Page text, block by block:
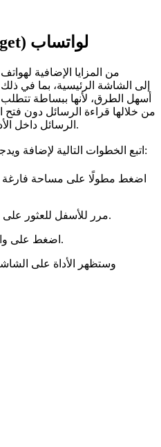
إنشاء ويدجت (Widget) لواتساب
من المزايا الإضافية
أسهل الطرق، لأنها ببساطة
من خلالها قراءة الرسائل دون فتح
الرسائل داخل الأداة، وإلا ستظهر العلامات الزرقاء.
👉 اتبع الخطوات التالية لإضافة ويدجت واتساب إلى شاشة هاتفك:
2. مرر للأسفل للعثور على واتساب، أو ببساطة ابحث عنه.
3. اضغط على واتساب واختر الأداة بحجم 4 × 2.